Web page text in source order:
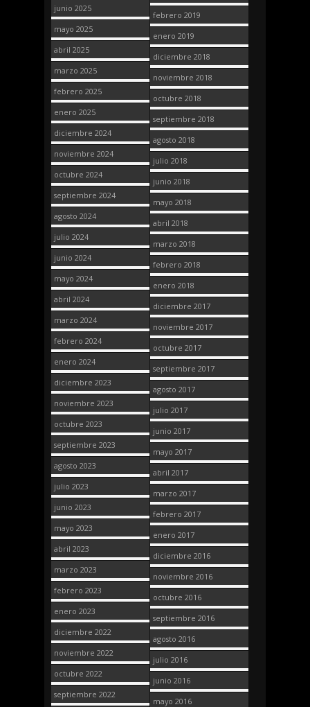
junio 2025
mayo 2025
abril 2025
marzo 2025
febrero 2025
enero 2025
diciembre 2024
noviembre 2024
octubre 2024
septiembre 2024
agosto 2024
julio 2024
junio 2024
mayo 2024
abril 2024
marzo 2024
febrero 2024
enero 2024
diciembre 2023
noviembre 2023
octubre 2023
septiembre 2023
agosto 2023
julio 2023
junio 2023
mayo 2023
abril 2023
marzo 2023
febrero 2023
enero 2023
diciembre 2022
noviembre 2022
octubre 2022
septiembre 2022
febrero 2019
enero 2019
diciembre 2018
noviembre 2018
octubre 2018
septiembre 2018
agosto 2018
julio 2018
junio 2018
mayo 2018
abril 2018
marzo 2018
febrero 2018
enero 2018
diciembre 2017
noviembre 2017
octubre 2017
septiembre 2017
agosto 2017
julio 2017
junio 2017
mayo 2017
abril 2017
marzo 2017
febrero 2017
enero 2017
diciembre 2016
noviembre 2016
octubre 2016
septiembre 2016
agosto 2016
julio 2016
junio 2016
mayo 2016